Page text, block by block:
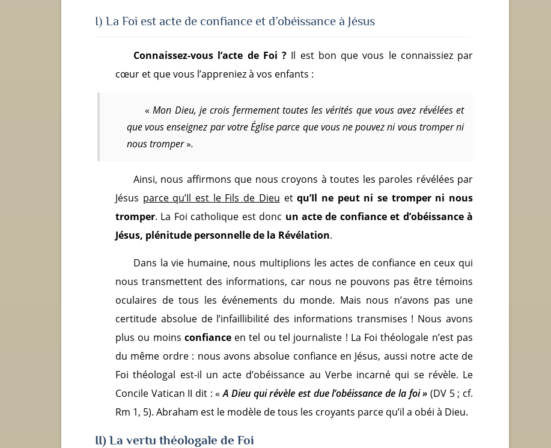
I) La Foi est acte de confiance et d’obéissance à Jésus
Connaissez-vous l’acte de Foi ? Il est bon que vous le connaissiez par
cœur et que vous l’appreniez à vos enfants :
«Mon Dieu, je crois fermement toutes les vérités que vous avez révélées et
que vous enseignez par votre Église parce que vous ne pouvez ni vous tromper ni
nous tromper».
Ainsi, nous affirmons que nous croyons à toutes les paroles révélées par
Jésus parce qu’Il est le Fils de Dieu etqu’Il ne peut ni se tromper ni nous
tromper. La Foi catholique est donc un acte de confiance et d’obéissance à
Jésus, plénitude personnelle de la Révélation.
Dans la vie humaine, nous multiplions les actes de confiance en ceux qui
nous transmettent des informations, car nous ne pouvons pas être témoins
oculaires de tous les événements du monde. Mais nous n’avons pas une
certitude absolue de l’infaillibilité des informations transmises ! Nous avons
plus ou moins confianceen tel ou tel journaliste ! La Foi théologale n’est pas
du même ordre : nous avons absolue confiance en Jésus, aussi notre acte de
Foi théologal est-il un acte d’obéissance au Verbe incarné qui se révèle. Le
Concile Vatican II dit : «A Dieu qui révèle est due l’obéissance de la foi » (DV 5 ; cf.
Rm 1, 5). Abraham est le modèle de tous les croyants parce qu’il a obéi à Dieu.
II) La vertu théologale de Foi